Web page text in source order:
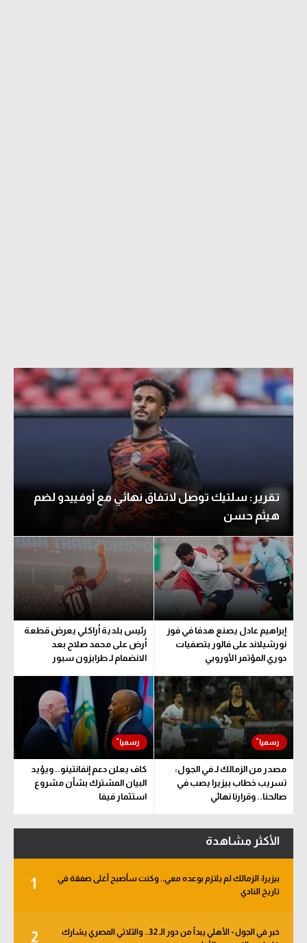
تقرير: سلتيك توصل لاتفاق نهائي مع أوفييدو لضم
هيثم حسن
إبراهيم عادل يصنع هدفا في فوز
نورشيلاند على فالور بتصفيات
دوري المؤتمر الأوروبي
رئيس بلدية أراكلي يعرض قطعة
أرض على محمد صلاح بعد
الانضمام لـ طرابزون سبور
مصدر من الزمالك لـ في الجول:
تسريب خطاب بيزيرا يصب في
صالحنا.. وقرارنا نهائي
كاف يعلن دعم إنفانتينو.. ويؤيد
البيان المشترك بشأن مشروع
استثمار فيفا
الأكثر مشاهدة
1
بيزيرا: الزمالك لم يلتزم بوعده معي.. وكنت سأصبح أغلى صفقة في
تاريخ النادي
2
خبر في الجول - الأهلي يبدأ من دور الـ 32.. والثلاثي المصري يشارك